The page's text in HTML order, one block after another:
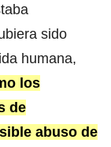
sido
humana,
los
de
abuso de